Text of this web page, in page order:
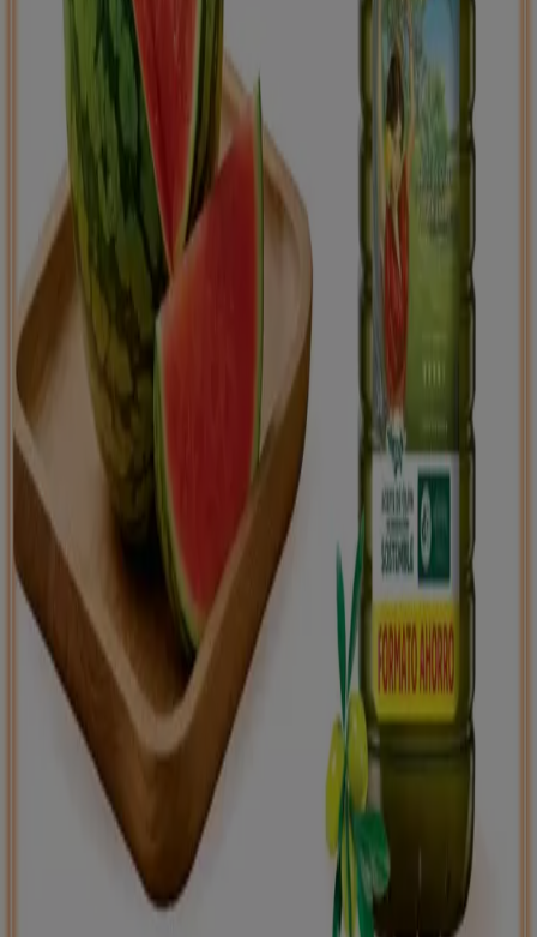
Tiendeo international
España Italia United Kingdom México
Brasil
Colombia
Argentina France
United States
Nederland
Deutschland Perú
Portugal
Australia
Türkiye Polska Norge
Österreich
Sverige
Ecuador Singapore South Africa
Canada
Danmark
Suomi
Belgique
Schweiz
United Arab Emirates România
Maroc
Ceská republika
Slovenská republika
Magyarország
България
Publicidad